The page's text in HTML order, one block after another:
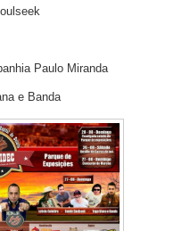
Paulo Miranda
e Banda